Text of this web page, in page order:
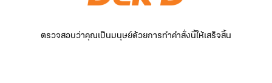
ตรวจสอบว่าคุณเป็นมนุษย์ด้วยการทำคำสั่งนี้ให้เสร็จสิ้น